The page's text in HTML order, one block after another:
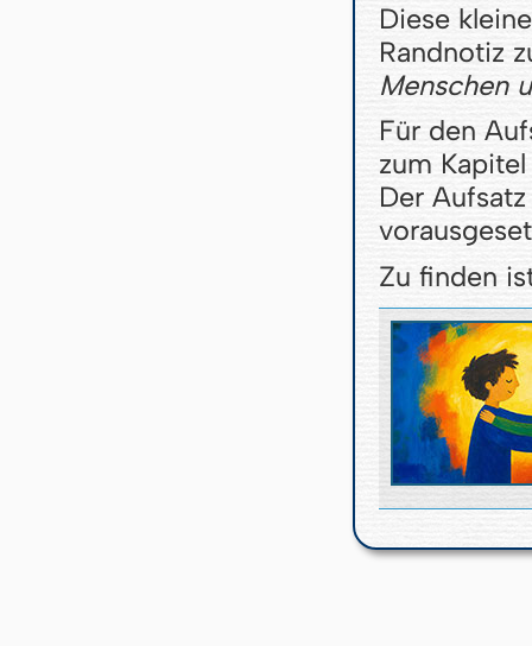
Diese
Randnotiz
Menschen
Für den
zum
Der
Zu finden